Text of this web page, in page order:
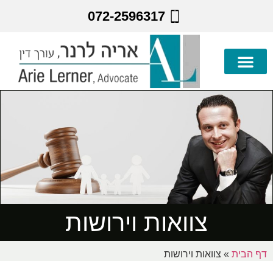
072-2596317
צוואות וירושות
דף הבית » צוואות וירושות